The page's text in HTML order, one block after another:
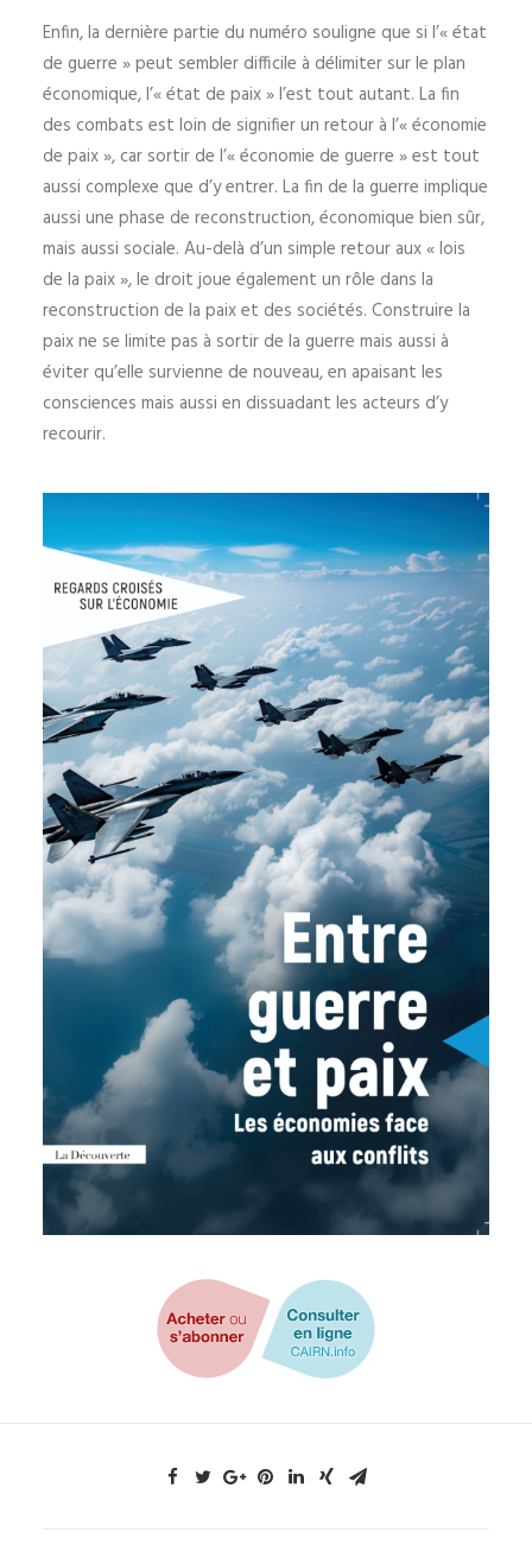
Enfin, la dernière partie du numéro souligne que si l’« état
de guerre » peut sembler difficile à délimiter sur le plan
économique, l’« état de paix » l’est tout autant. La fin
des combats est loin de signifier un retour à l’« économie
de paix », car sortir de l’« économie de guerre » est tout
aussi complexe que d’y entrer. La fin de la guerre implique
aussi une phase de reconstruction, économique bien sûr,
mais aussi sociale. Au-delà d’un simple retour aux « lois
de la paix », le droit joue également un rôle dans la
reconstruction de la paix et des sociétés. Construire la
paix ne se limite pas à sortir de la guerre mais aussi à
éviter qu’elle survienne de nouveau, en apaisant les
consciences mais aussi en dissuadant les acteurs d’y
recourir.